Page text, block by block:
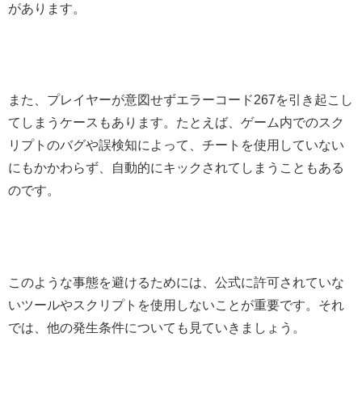
があります。
また、プレイヤーが意図せずエラーコード267を引き起こし
てしまうケースもあります。たとえば、ゲーム内でのスク
リプトのバグや誤検知によって、チートを使用していない
にもかかわらず、自動的にキックされてしまうこともある
のです。
このような事態を避けるためには、公式に許可されていな
いツールやスクリプトを使用しないことが重要です。それ
では、他の発生条件についても見ていきましょう。